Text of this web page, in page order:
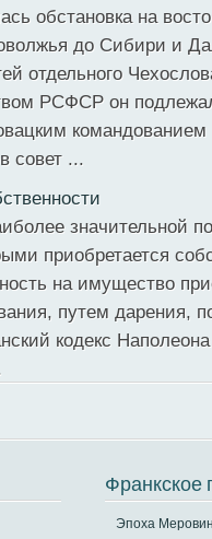
обстановка на
до Сибири и
отдельного
РСФСР он
совет ...
значительной
приобретается
на имущество
путем дарения,
кодекс
Франкское
Эпоха